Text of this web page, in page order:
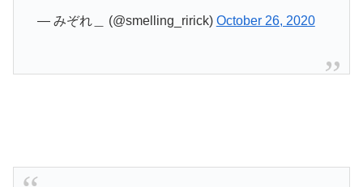
— みぞれ＿ (@smelling_ririck) October 26, 2020